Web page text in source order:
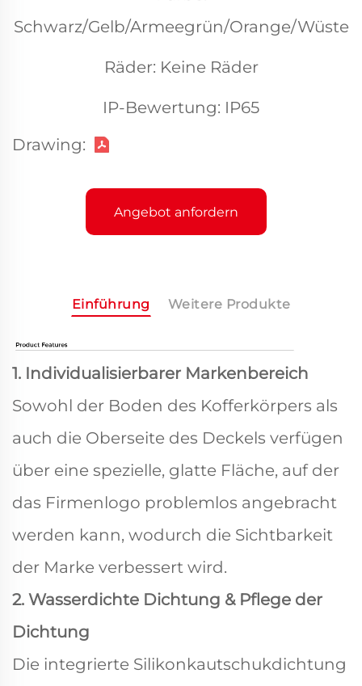
Schwarz/Gelb/Armeegrün/Orange/Wüste
Räder: Keine Räder
IP-Bewertung: IP65
Drawing:
Angebot anfordern
Einführung Weitere Produkte
1. Individualisierbarer Markenbereich
Sowohl der Boden des Kofferkörpers als
auch die Oberseite des Deckels verfügen
über eine spezielle, glatte Fläche, auf der
das Firmenlogo problemlos angebracht
werden kann, wodurch die Sichtbarkeit
der Marke verbessert wird.
2. Wasserdichte Dichtung & Pflege der
Dichtung
Die integrierte Silikonkautschukdichtung